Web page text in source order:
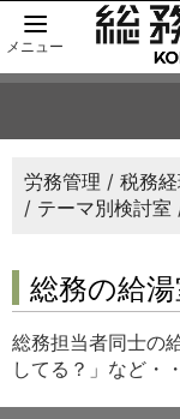
メニュー
労務管理 税務
テーマ別検討室
総務の給
総務担当者同士の
してる？」など・